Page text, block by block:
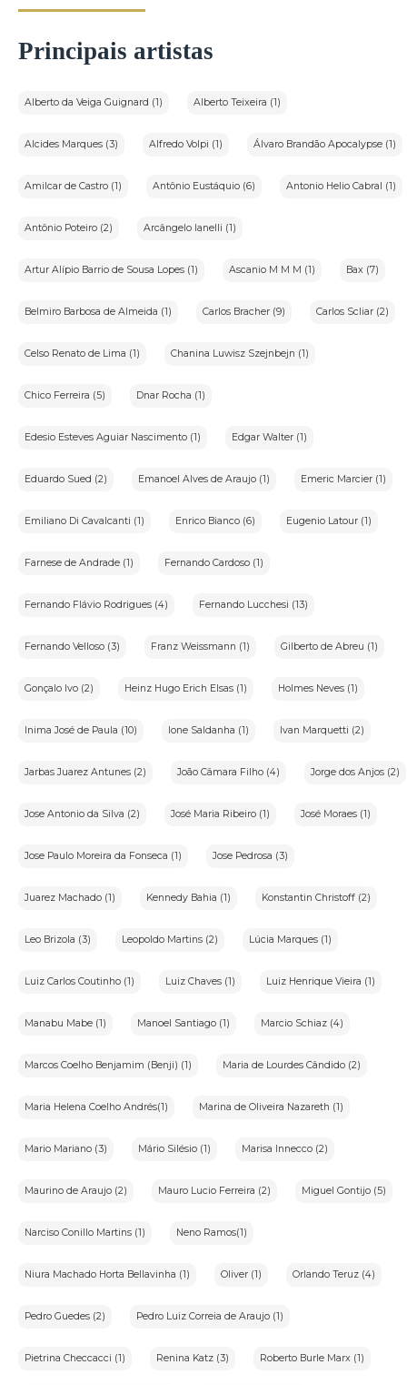
Principais artistas
Alberto da Veiga Guignard (1) Alberto Teixeira (1)
Alcides Marques (3) Alfredo Volpi (1) Álvaro Brandão Apocalypse (1)
Amilcar de Castro (1) Antônio Eustáquio (6) Antonio Helio Cabral (1)
Antônio Poteiro (2) Arcângelo Ianelli (1)
Artur Alípio Barrio de Sousa Lopes (1) Ascanio M M M (1) Bax (7)
Belmiro Barbosa de Almeida (1) Carlos Bracher (9) Carlos Scliar (2)
Celso Renato de Lima (1) Chanina Luwisz Szejnbejn (1)
Chico Ferreira (5) Dnar Rocha (1)
Edesio Esteves Aguiar Nascimento (1) Edgar Walter (1)
Eduardo Sued (2) Emanoel Alves de Araujo (1) Emeric Marcier (1)
Emiliano Di Cavalcanti (1) Enrico Bianco (6) Eugenio Latour (1)
Farnese de Andrade (1) Fernando Cardoso (1)
Fernando Flávio Rodrigues (4) Fernando Lucchesi (13)
Fernando Velloso (3) Franz Weissmann (1) Gilberto de Abreu (1)
Gonçalo Ivo (2) Heinz Hugo Erich Elsas (1) Holmes Neves (1)
Inima José de Paula (10) Ione Saldanha (1) Ivan Marquetti (2)
Jarbas Juarez Antunes (2) João Câmara Filho (4) Jorge dos Anjos (2)
Jose Antonio da Silva (2) José Maria Ribeiro (1) José Moraes (1)
Jose Paulo Moreira da Fonseca (1) Jose Pedrosa (3)
Juarez Machado (1) Kennedy Bahia (1) Konstantin Christoff (2)
Leo Brizola (3) Leopoldo Martins (2) Lúcia Marques (1)
Luiz Carlos Coutinho (1) Luiz Chaves (1) Luiz Henrique Vieira (1)
Manabu Mabe (1) Manoel Santiago (1) Marcio Schiaz (4)
Marcos Coelho Benjamim (Benji) (1) Maria de Lourdes Cândido (2)
Maria Helena Coelho Andrés(1) Marina de Oliveira Nazareth (1)
Mario Mariano (3) Mário Silésio (1) Marisa Innecco (2)
Maurino de Araujo (2) Mauro Lucio Ferreira (2) Miguel Gontijo (5)
Narciso Conillo Martins (1) Neno Ramos(1)
Niura Machado Horta Bellavinha (1) Oliver (1) Orlando Teruz (4)
Pedro Guedes (2) Pedro Luiz Correia de Araujo (1)
Pietrina Checcacci (1) Renina Katz (3) Roberto Burle Marx (1)